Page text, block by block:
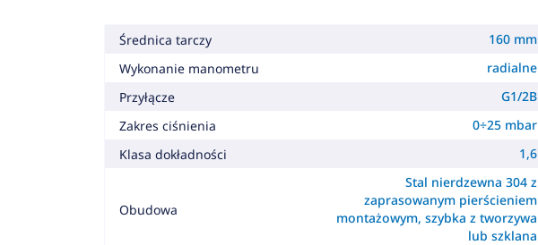
Średnica tarczy
160 mm
Wykonanie manometru
radialne
Przyłącze
G1/2B
Zakres ciśnienia
0÷25 mbar
Klasa dokładności
1,6
Obudowa
Stal nierdzewna 304 z
zaprasowanym pierścieniem
montażowym, szybka z tworzywa
lub szklana